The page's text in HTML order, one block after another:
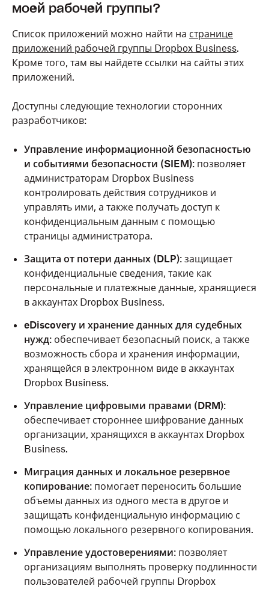
моей рабочей группы?
Список приложений можно найти на странице
приложений рабочей группы Dropbox Business.
Кроме того, там вы найдете ссылки на сайты этих
приложений.
Доступны следующие технологии сторонних
разработчиков:
Управление информационной безопасностью
и событиями безопасности (SIEM): позволяет
администраторам Dropbox Business
контролировать действия сотрудников и
управлять ими, а также получать доступ к
конфиденциальным данным с помощью
страницы администратора.
Защита от потери данных (DLP): защищает
конфиденциальные сведения, такие как
персональные и платежные данные, хранящиеся
в аккаунтах Dropbox Business.
eDiscovery и хранение данных для судебных
нужд: обеспечивает безопасный поиск, а также
возможность сбора и хранения информации,
хранящейся в электронном виде в аккаунтах
Dropbox Business.
Управление цифровыми правами (DRM):
обеспечивает стороннее шифрование данных
организации, хранящихся в аккаунтах Dropbox
Business.
Миграция данных и локальное резервное
копирование: помогает переносить большие
объемы данных из одного места в другое и
защищать конфиденциальную информацию с
помощью локального резервного копирования.
Управление удостоверениями: позволяет
организациям выполнять проверку подлинности
пользователей рабочей группы Dropbox